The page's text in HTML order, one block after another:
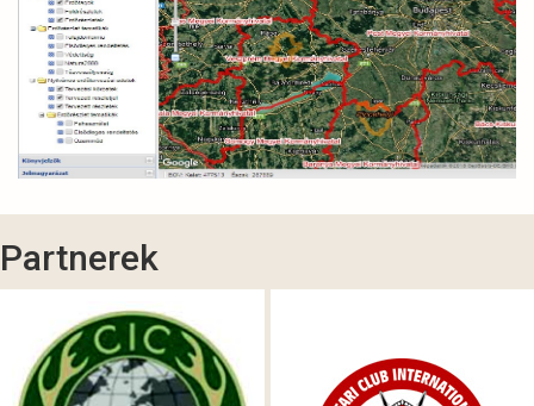
Partnerek